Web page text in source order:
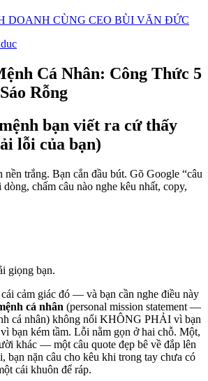
DOANH CÙNG CEO BÙI VĂN ĐỨC
Cá Nhân: Công Thức 5
Rỗng
bạn viết ra cứ thấy
lỗi của bạn)
nền trắng. Bạn cắn đầu bút. Gõ Google “câu
chấm câu nào nghe kêu nhất, copy,
giọng bạn.
cảm giác đó — và bạn cần nghe điều này
cá nhân (personal mission statement —
cá nhân) không nổi KHÔNG PHẢI vì bạn
bạn kém tầm. Lỗi nằm gọn ở hai chỗ. Một,
khác — một câu quote đẹp bê về đắp lên
bạn nặn câu cho kêu khi trong tay chưa có
cái khuôn để ráp.